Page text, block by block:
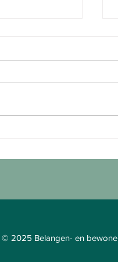
© 2025 Belangen- en